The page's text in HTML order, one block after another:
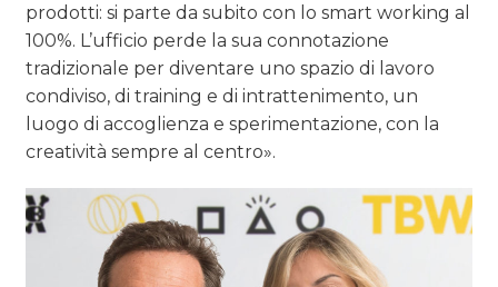
prodotti: si parte da subito con lo smart working al
100%. L’ufficio perde la sua connotazione
tradizionale per diventare uno spazio di lavoro
condiviso, di training e di intrattenimento, un
luogo di accoglienza e sperimentazione, con la
creatività sempre al centro».